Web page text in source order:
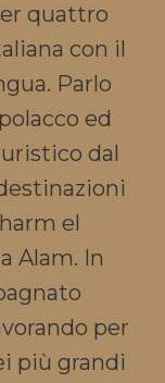
quattro
con il
Parlo
ed
dal
el
Alam. In
per
più grandi